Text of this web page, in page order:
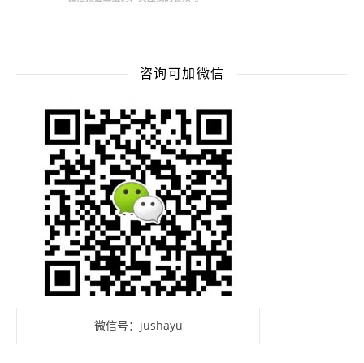
咨询可加微信
微信号：jushayu